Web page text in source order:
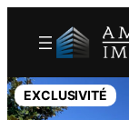
contenu
EXCLUSIVITÉ